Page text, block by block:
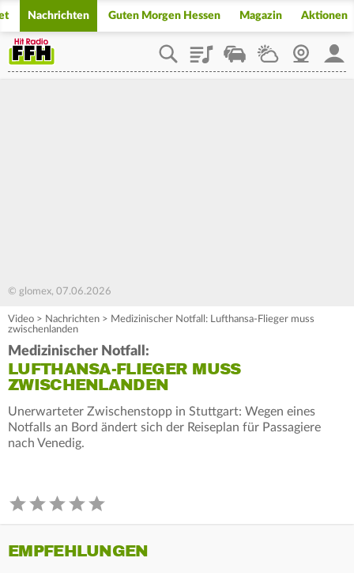
Nachrichten Guten Morgen Hessen Magazin Aktionen
PlaylistStaupilotWetterWebcam
© glomex, 07.06.2026
Video > Nachrichten > Medizinischer Notfall: Lufthansa-Flieger muss
zwischenlanden
Medizinischer Notfall:
LUFTHANSA-FLIEGER MUSS
ZWISCHENLANDEN
Unerwarteter Zwischenstopp in Stuttgart: Wegen eines
Notfalls an Bord ändert sich der Reiseplan für Passagiere
nach Venedig.
EMPFEHLUNGEN